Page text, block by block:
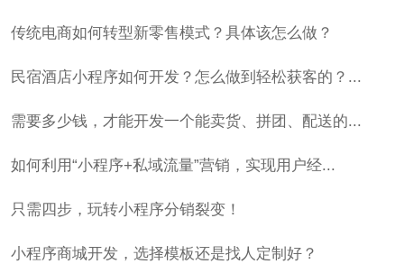
传统电商如何转型新零售模式？具体该怎么做？
民宿酒店小程序如何开发？怎么做到轻松获客的？...
需要多少钱，才能开发一个能卖货、拼团、配送的...
如何利用“小程序+私域流量”营销，实现用户经...
只需四步，玩转小程序分销裂变！
小程序商城开发，选择模板还是找人定制好？